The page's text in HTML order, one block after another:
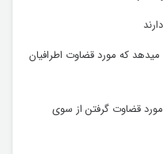
که مورد قضاوت اطرافیان
مورد قضاوت گرفتن از سوی